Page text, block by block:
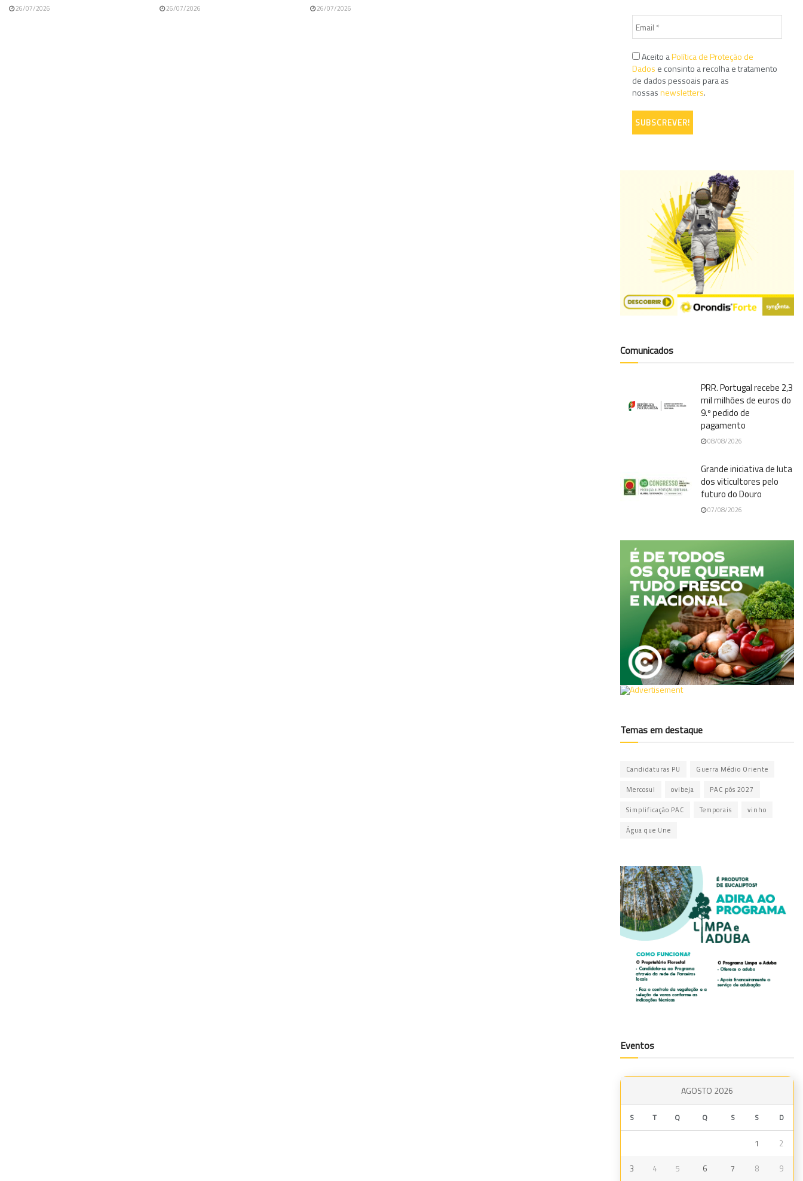
26/07/2026 26/07/2026 26/07/2026
Aceito aPolítica de Proteção de
Dados e consinto a recolha e tratamento
de dados pessoais para as
nossasnewsletters.
Comunicados
PRR. Portugal recebe 2,3
mil milhões de euros do
9.º pedido de
pagamento
08/08/2026
Grande iniciativa de luta
dos viticultores pelo
futuro do Douro
07/08/2026
Temas em destaque
Candidaturas PU Guerra Médio Oriente
Mercosul ovibeja PAC pós 2027
Simplificação PAC Temporais vinho
Água que Une
Eventos
AGOSTO 2026
S T Q Q S S D
1 2
3 4 5 6 7 8 9